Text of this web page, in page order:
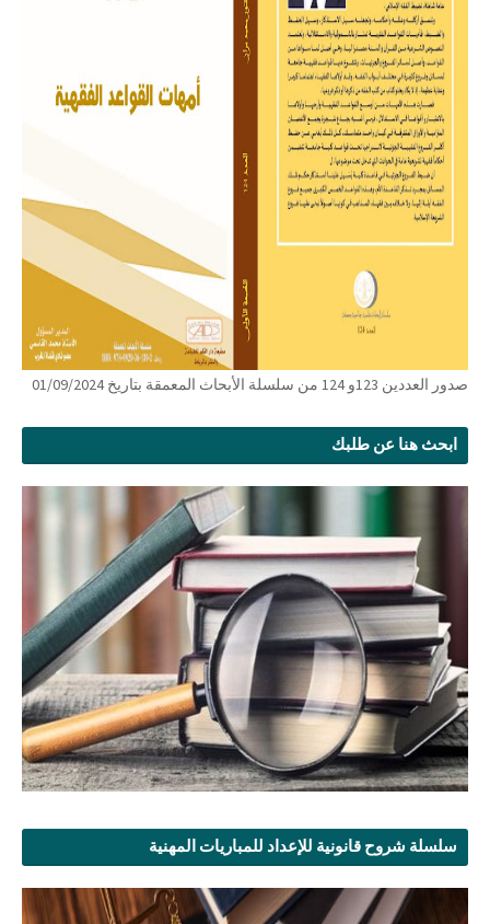
صدور العددين 123و 124 من سلسلة الأبحاث المعمقة بتاريخ 01/09/2024
ابحث هنا عن طلبك
سلسلة شروح قانونية للإعداد للمباريات المهنية